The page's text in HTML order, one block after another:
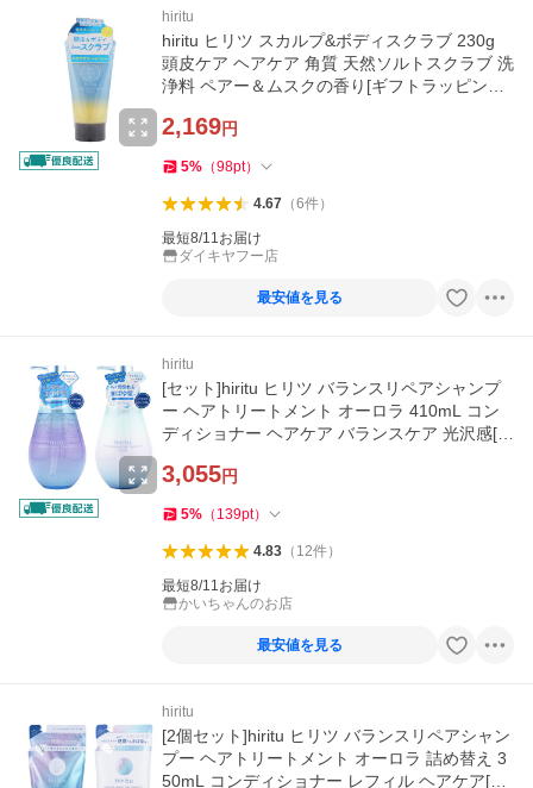
hiritu
hiritu ヒリツ スカルプ&ボディスクラブ 230g
頭皮ケア ヘアケア 角質 天然ソルトスクラブ 洗
浄料 ペアー＆ムスクの香り[ギフトラッピング
2,169円
5% （98pt）
4.67（6件）
最短8/11お届け
ダイキヤフー店
最安値を見る
hiritu
[セット]hiritu ヒリツ バランスリペアシャンプ
ー ヘアトリートメント オーロラ 410mL コン
ディショナー ヘアケア バランスケア 光沢感[ギ
3,055円
5% （ 139pt）
4.83（ 12件）
最短8/11お届け
かいちゃんのお店
最安値を見る
hiritu
[2個セット]hiritu ヒリツ バランスリペアシャン
プー ヘアトリートメント オーロラ 詰め替え 3
50mL コンディショナー レフィル ヘアケア[ギ